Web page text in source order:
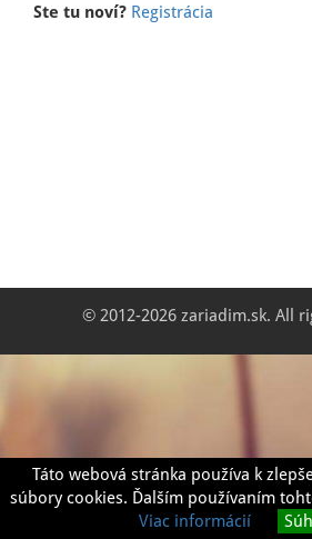
Ste tu noví? Registrácia
© 2012-2026 zariadim.sk. All
Táto webová stránka používa k
súbory cookies. Ďalším používaním
Viac informácií